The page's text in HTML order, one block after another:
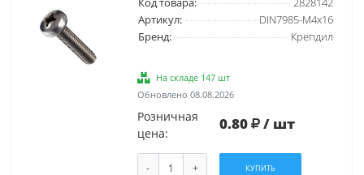
Артикул:
DIN7985-М4х16
Бренд:
Крепдил
На складе 147 шт
Обновлено 08.08.2026
Розничная
цена:
0.80 / шт
- + КУПИТЬ